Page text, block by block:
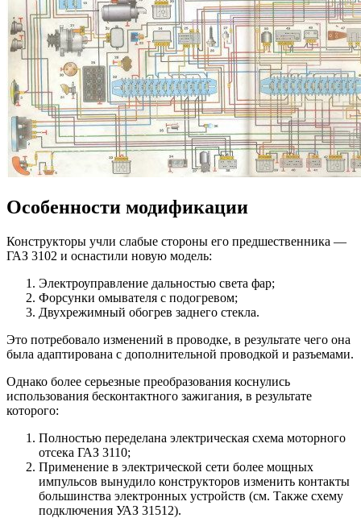
Особенности модификации
Конструкторы учли слабые стороны его предшественника —
ГАЗ 3102 и оснастили новую модель:
Электроуправление дальностью света фар;
Форсунки омывателя с подогревом;
Двухрежимный обогрев заднего стекла.
Это потребовало изменений в проводке, в результате чего она
была адаптирована с дополнительной проводкой и разъемами.
Однако более серьезные преобразования коснулись
использования бесконтактного зажигания, в результате
которого:
Полностью переделана электрическая схема моторного
отсека ГАЗ 3110;
Применение в электрической сети более мощных
импульсов вынудило конструкторов изменить контакты
большинства электронных устройств (см. Также схему
подключения УАЗ 31512).